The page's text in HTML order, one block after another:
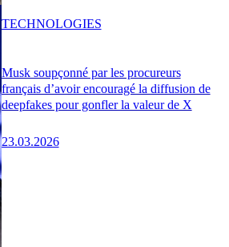
Musk soupçonné par les procureurs
français d’avoir encouragé la diffusion de
deepfakes pour gonfler la valeur de X
23.03.2026
TECHNOLOGIES